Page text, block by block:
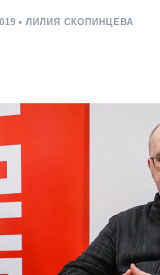
ЛИЛИЯ СКОПИНЦЕВА